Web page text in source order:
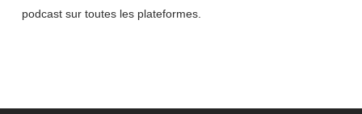
podcast sur toutes les plateformes.